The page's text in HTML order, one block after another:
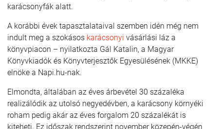
karácsonyfák alatt.
A korábbi évek tapasztalataival szemben idén még nem
indult meg a szokásos karácsonyi vásárlási láz a
könyvpiacon – nyilatkozta Gál Katalin, a Magyar
Könyvkiadók és Könyvterjesztők Egyesülésének (MKKE)
elnöke a Napi.hu-nak.
Elmondta, általában az éves árbevétel 30 százaléka
realizálódik az utolsó negyedévben, a karácsony környéki
roham pedig akár az éves forgalom 20 százalékát is
kiteheti. Ez időszak rendszerint november közepén-végén